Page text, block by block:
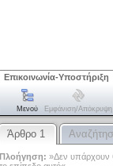
Επικοινωνία-Υποστήριξη
Μενού Εμφάνιση/απόκρυψη
Άρθρο 1